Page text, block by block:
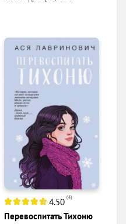
4.50 (4)
Перевоспитать Тихоню